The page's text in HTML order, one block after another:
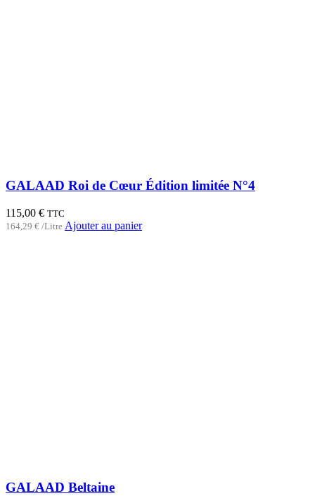
GALAAD Roi de Cœur Édition limitée N°4
115,00 € TTC
164,29 € /Litre Ajouter au panier
GALAAD Beltaine